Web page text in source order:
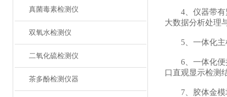
真菌毒素检测仪
双氧水检测仪
二氧化硫检测仪
茶多酚检测仪器
4、仪器带有监
大数据分析处理
5、一体化主机
6、一体化便携
口直观显示检测
7、胶体金模块